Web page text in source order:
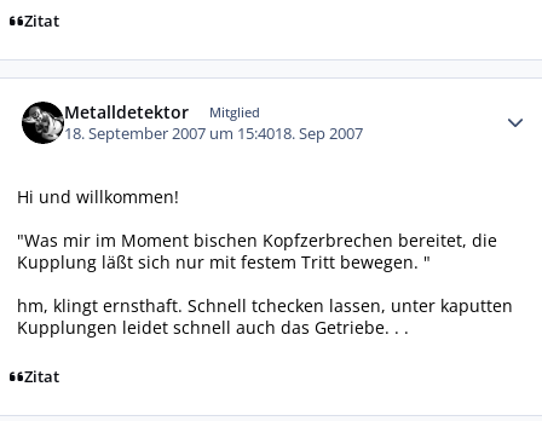
Zitat
Metalldetektor Mitglied
18. September 2007 um 15:4018. Sep 2007
Hi und willkommen!
"Was mir im Moment bischen Kopfzerbrechen bereitet, die
Kupplung läßt sich nur mit festem Tritt bewegen. "
hm, klingt ernsthaft. Schnell tchecken lassen, unter kaputten
Kupplungen leidet schnell auch das Getriebe. . .
Zitat